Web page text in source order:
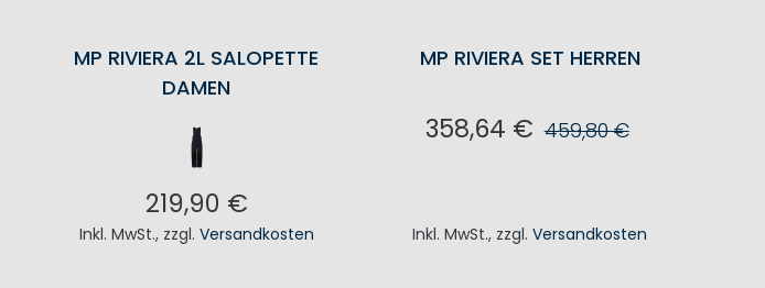
MP RIVIERA 2L SALOPETTE
DAMEN
219,90 €
Inkl. MwSt., zzgl. Versandkosten
MP RIVIERA SET HERREN
358,64 € 459,80 €
Inkl. MwSt., zzgl.Versandkosten